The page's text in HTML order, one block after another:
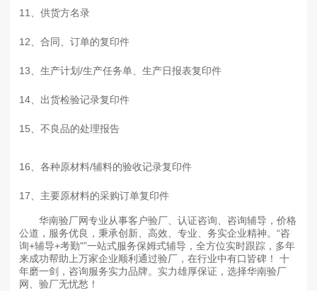
11、供货方名录
12、合同、订单的复印件
13、生产计划/生产任务单、生产日报表复印件
14、 出货检验记录复印件
15、不良品的处理报告
16、各种原材料/辅料的验收记录复印件
17、 主要原材料的采购订单复印件
华南验厂网专业从事客户验厂、认证咨询、咨询辅导，价格
公道，服务优良，秉承创新、高效、专业、务实企业精神。“咨
询+辅导+考勤"”一站式服务保姆式辅导，全方位实时跟踪，多年
来成功帮助上万家企业顺利通过验厂，在行业中有口皆碑！ 十
年磨一剑，咨询服务实力品牌。实力雄厚保证，选择华南验厂
网、验厂无忧愁！